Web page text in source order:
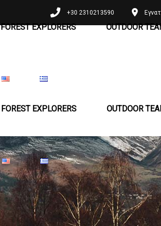
+30 2310213590
EXPLORERS OUTDOOR
EXPLORERS OUTDOOR